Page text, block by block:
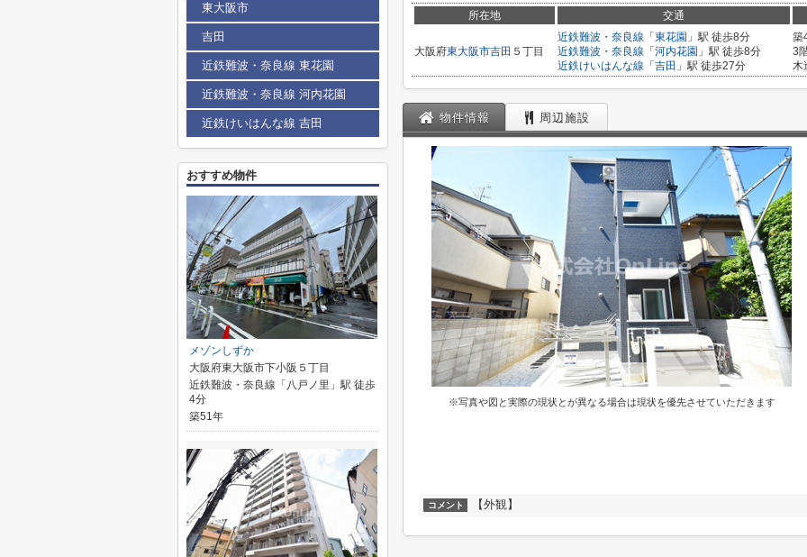
所在地 交通
大阪府東大阪市吉田 ５丁目
近鉄難波・奈良線 「 東花園 」駅 徒歩8分
近鉄難波・奈良線 「 河内花園 」駅 徒歩8分
近鉄けいはんな線 「 吉田 」駅 徒歩27分
築
3
木
物件情報 周辺施設
※写真や図と実際の現状とが異なる場合は現状を優先させていただきます
コメント 【外観】
東大阪市
吉田
近鉄難波・奈良線 東花園
近鉄難波・奈良線 河内花園
近鉄けいはんな線 吉田
おすすめ物件
メゾンしずか
大阪府東大阪市下小阪５丁目
近鉄難波・奈良線「八戸ノ里」駅 徒歩
4分
築51年